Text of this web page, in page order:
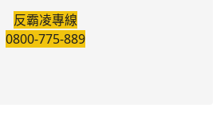
反霸凌專線
0800-775-889